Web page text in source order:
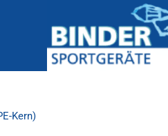
Kern)